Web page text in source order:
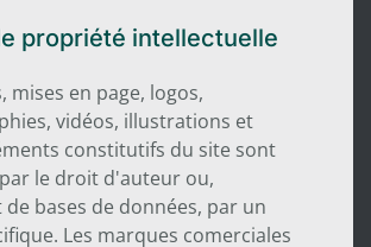
propriété intellectuelle
mises en page, logos,
vidéos, illustrations et
constitutifs du site sont
le droit d'auteur ou,
de bases de données, par un
Les marques comerciales